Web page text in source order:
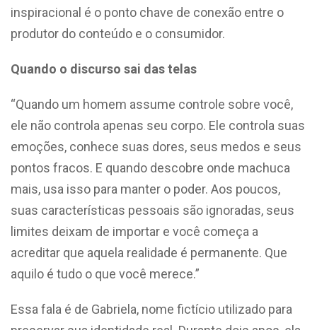
inspiracional é o ponto chave de conexão entre o
produtor do conteúdo e o consumidor.
Quando o discurso sai das telas
“Quando um homem assume controle sobre você,
ele não controla apenas seu corpo. Ele controla suas
emoções, conhece suas dores, seus medos e seus
pontos fracos. E quando descobre onde machuca
mais, usa isso para manter o poder. Aos poucos,
suas características pessoais são ignoradas, seus
limites deixam de importar e você começa a
acreditar que aquela realidade é permanente. Que
aquilo é tudo o que você merece.”
Essa fala é de Gabriela, nome fictício utilizado para